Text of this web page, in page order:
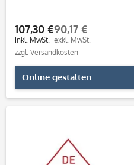
107,30 €
inkl. MwSt.
90,17 €
exkl. MwSt.
zzgl. Versandkosten
Online gestalten